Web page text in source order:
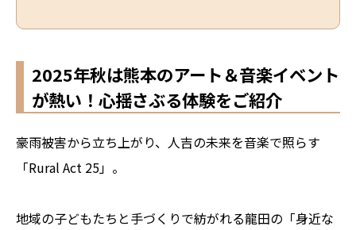
2025年秋は熊本のアート＆音楽イベント
が熱い！心揺さぶる体験をご紹介
豪雨被害から立ち上がり、人吉の未来を音楽で照らす
「Rural Act 25」。
地域の子どもたちと手づくりで紡がれる龍田の「身近な